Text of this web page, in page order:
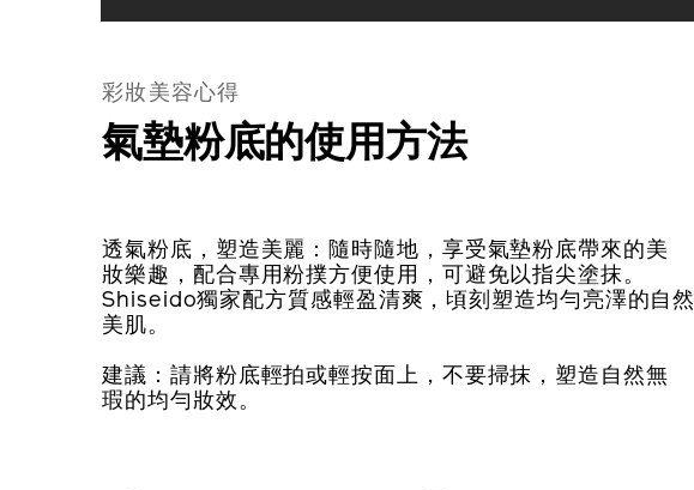
彩妝美容心得
氣墊粉底的使用方法
透氣粉底，塑造美麗：隨時隨地，享受氣墊粉底帶來的美
妝樂趣，配合專用粉撲方便使用，可避免以指尖塗抹。
Shiseido獨家配方質感輕盈清爽，頃刻塑造均勻亮澤的自然
美肌。
建議：請將粉底輕拍或輕按面上，不要掃抹，塑造自然無
瑕的均勻妝效。